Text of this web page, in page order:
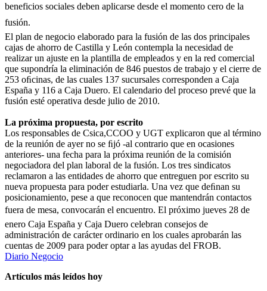
beneficios sociales deben aplicarse desde el momento cero de la
fusión.
El plan de negocio elaborado para la fusión de las dos principales
cajas de ahorro de Castilla y León contempla la necesidad de
realizar un ajuste en la plantilla de empleados y en la red comercial
que supondría la eliminación de 846 puestos de trabajo y el cierre de
253 oﬁcinas, de las cuales 137 sucursales corresponden a Caja
España y 116 a Caja Duero. El calendario del proceso prevé que la
fusión esté operativa desde julio de 2010.
La próxima propuesta, por escrito
Los responsables de Csica,CCOO y UGT explicaron que al término
de la reunión de ayer no se ﬁjó -al contrario que en ocasiones
anteriores- una fecha para la próxima reunión de la comisión
negociadora del plan laboral de la fusión. Los tres sindicatos
reclamaron a las entidades de ahorro que entreguen por escrito su
nueva propuesta para poder estudiarla. Una vez que deﬁnan su
posicionamiento, pese a que reconocen que mantendrán contactos
fuera de mesa, convocarán el encuentro. El próximo jueves 28 de
enero Caja España y Caja Duero celebran consejos de
administración de carácter ordinario en los cuales aprobarán las
cuentas de 2009 para poder optar a las ayudas del FROB.
Diario Negocio
Artículos más leídos hoy